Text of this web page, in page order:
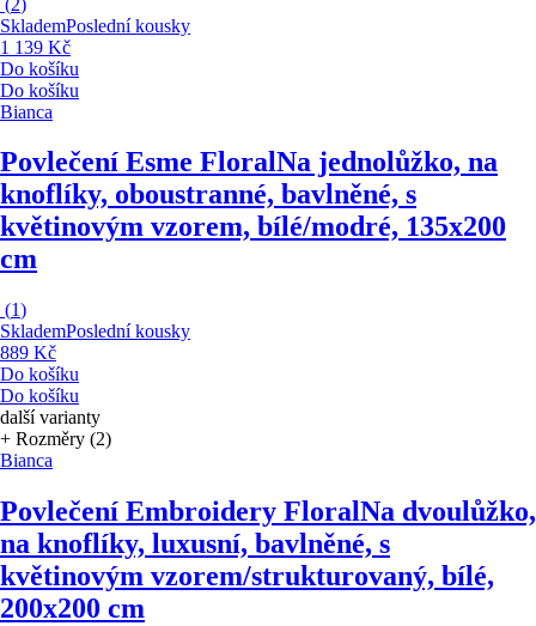
SklademPoslední kousky
1 139 Kč
Do košíku
Do košíku
Bianca
Povlečení Esme FloralNa jednolůžko, na
knoflíky, oboustranné, bavlněné, s
květinovým vzorem, bílé/modré, 135x200
cm
(1)
SklademPoslední kousky
889 Kč
Do košíku
Do košíku
další varianty
+ Rozměry (2)
Bianca
Povlečení Embroidery FloralNa dvoulůžko,
na knoflíky, luxusní, bavlněné, s
květinovým vzorem/strukturovaný, bílé,
200x200 cm